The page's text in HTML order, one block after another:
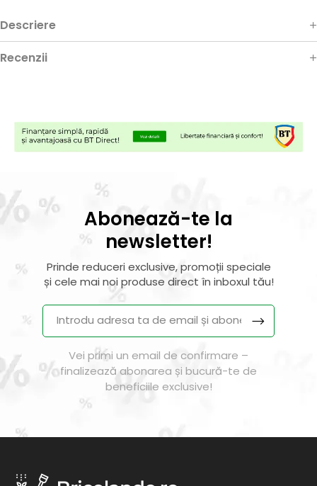
Descriere
Recenzii
Abonează-te la
newsletter!
Prinde reduceri exclusive, promoții speciale
și cele mai noi produse direct în inboxul tău!
Vei primi un email de confirmare –
finalizează abonarea și bucură-te de
beneficiile exclusive!